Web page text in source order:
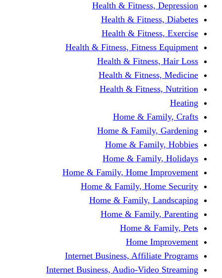
Health & Fitness,
Health &
Health &
Health & Fitness,
Health &
Health &
Health &
Home &
Home &
Home &
Home &
Home & Family, Home
Home & Family,
Home & Family,
Home &
Home &
Home
Internet Business,
Internet Business, Audio-